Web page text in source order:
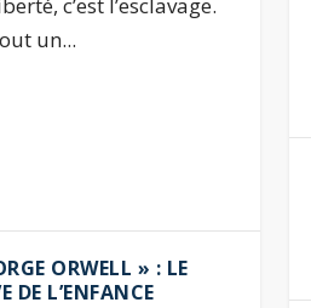
un...
ORWELL » : LE
DE L’ENFANCE